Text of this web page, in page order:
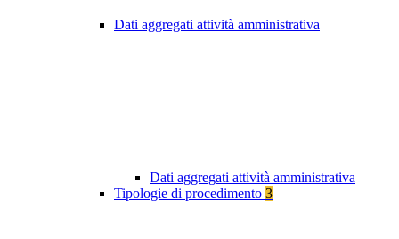
Dati aggregati attività amministrativa
Dati aggregati attività amministrativa
Tipologie di procedimento 3